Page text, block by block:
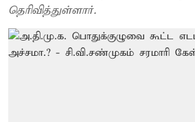
தெரிவித்துள்ளார்.